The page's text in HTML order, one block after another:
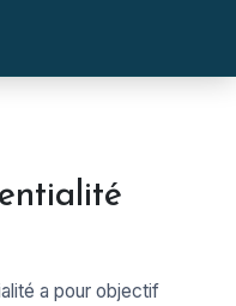
a pour objectif